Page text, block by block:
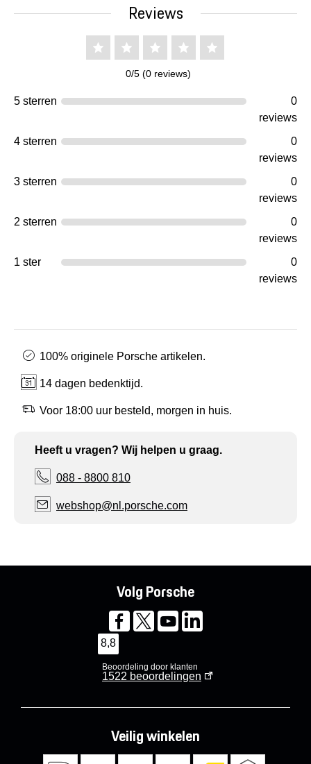
Reviews
0/5 (0 reviews)
5 sterren
0
reviews
4 sterren
0
reviews
3 sterren
0
reviews
2 sterren
0
reviews
1 ster
0
reviews
100% originele Porsche artikelen.
14 dagen bedenktijd.
Voor 18:00 uur besteld, morgen in huis.
Heeft u vragen? Wij helpen u graag.
088 - 8800 810
webshop@nl.porsche.com
Volg Porsche
8,8
Beoordeling door klanten
1522 beoordelingen
Veilig winkelen